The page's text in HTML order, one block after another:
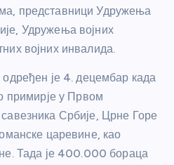
представници Удружења
Удружења војних
војних инвалида.
је 4. децембар када
примирје у Првом
Србије, Црне Горе
царевине, као
Тада је 400.000 бораца